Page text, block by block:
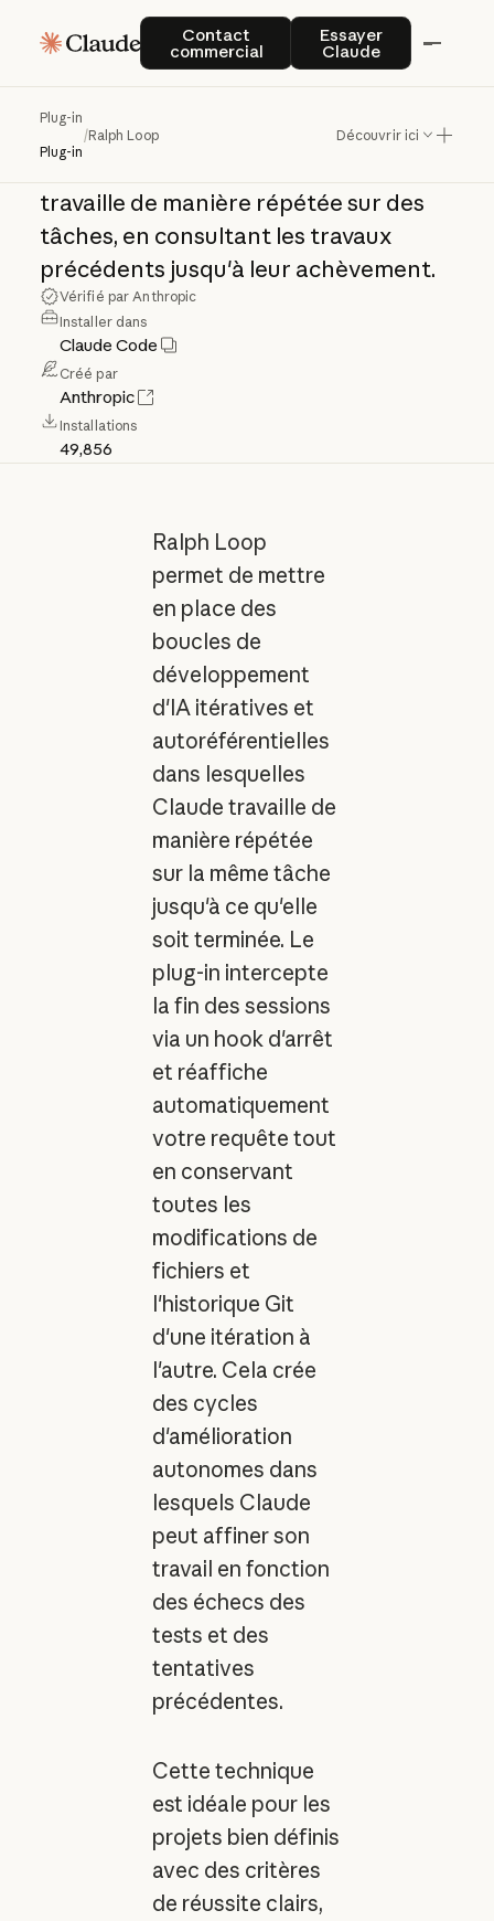
Contact
commercial
Contact commercial
Essayer
Claude
Essayer Claude
Plug-in
Plug-in
/Ralph Loop Découvrir ici
RalphLoop
développement
l’aidede la
technique
travaille de manière répétée sur des
tâches, en consultant les travaux
précédents jusqu'à leur achèvement.
Vérifié par Anthropic
Installer dans
Claude Code
Créé par
Anthropic
Installations
49,856
Ralph Loop
permet de mettre
en place des
boucles de
développement
d'IA itératives et
autoréférentielles
dans lesquelles
Claude travaille de
manière répétée
sur la même tâche
jusqu'à ce qu'elle
soit terminée. Le
plug-in intercepte
la fin des sessions
via un hook d'arrêt
et réaffiche
automatiquement
votre requête tout
en conservant
toutes les
modifications de
fichiers et
l'historique Git
d'une itération à
l'autre. Cela crée
des cycles
d'amélioration
autonomes dans
lesquels Claude
peut affiner son
travail en fonction
des échecs des
tests et des
tentatives
précédentes.
Cette technique
est idéale pour les
projets bien définis
avec des critères
de réussite clairs,